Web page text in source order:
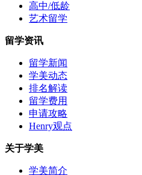
高中/低龄
艺术留学
留学资讯
留学新闻
学美动态
排名解读
留学费用
申请攻略
Henry观点
关于学美
学美简介